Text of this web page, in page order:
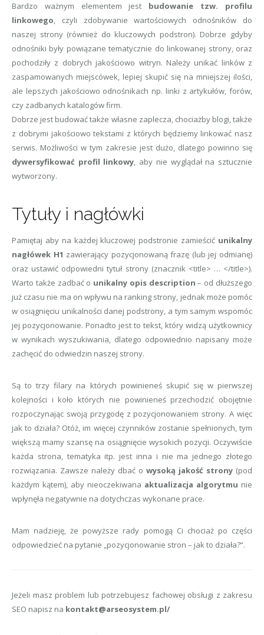
Bardzo ważnym elementem jest budowanie tzw. profilu
linkowego, czyli zdobywanie wartościowych odnośników do
naszej strony (również do kluczowych podstron). Dobrze gdyby
odnośniki były powiązane tematycznie do linkowanej strony, oraz
pochodziły z dobrych jakościowo witryn. Należy unikać linków z
zaspamowanych miejscówek, lepiej skupić się na mniejszej ilości,
ale lepszych jakościowo odnośnikach np. linki z artykułów, forów,
czy zadbanych katalogów firm.
Dobrze jest budować także własne zaplecza, chociażby blogi, także
z dobrymi jakościowo tekstami z których będziemy linkować nasz
serwis. Możliwości w tym zakresie jest dużo, dlatego powinno się
dywersyfikować profil linkowy, aby nie wyglądał na sztucznie
wytworzony.
Tytuły i nagłówki
Pamiętaj aby na każdej kluczowej podstronie zamieścić unikalny
nagłówek H1 zawierający pozycjonowaną frazę (lub jej odmianę)
oraz ustawić odpowiedni tytuł strony (znacznik <title> … </title>).
Warto także zadbać o unikalny opis description – od dłuższego
już czasu nie ma on wpływu na ranking strony, jednak może pomóc
w osiągnięciu unikalności danej podstrony, a tym samym wspomóc
jej pozycjonowanie. Ponadto jest to tekst, który widzą użytkownicy
w wynikach wyszukiwania, dlatego odpowiednio napisany może
zachęcić do odwiedzin naszej strony.
Są to trzy filary na których powinieneś skupić się w pierwszej
kolejności i koło których nie powinieneś przechodzić obojętnie
rozpoczynając swoją przygodę z pozycjonowaniem strony. A więc
jak to działa? Otóż, im więcej czynników zostanie spełnionych, tym
większą mamy szansę na osiągnięcie wysokich pozycji. Oczywiście
każda strona, tematyka itp. jest inna i nie ma jednego złotego
rozwiązania. Zawsze należy dbać o wysoką jakość strony (pod
każdym kątem), aby nieoczekiwana aktualizacja algorytmu nie
wpłynęła negatywnie na dotychczas wykonane prace.
Mam nadzieję, że powyższe rady pomogą Ci chociaż po części
odpowiedzieć na pytanie „pozycjonowanie stron – jak to działa?”.
Jeżeli masz problem lub potrzebujesz fachowej obsługi z zakresu
SEO napisz na kontakt@arseosystem.pl/